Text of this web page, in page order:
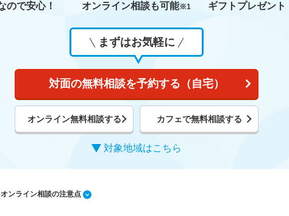
ので安心！
オンライン相談も可能※1
ギフトプレゼント
まずはお気軽に
対面の無料相談を予約する（自宅）
オンライン無料相談する カフェで無料相談する
対象地域はこちら
ンライン相談の注意点